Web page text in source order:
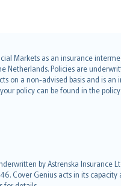
Markets as an insurance
Netherlands. Policies are
on a non-advised basis and is an
policy can be found in the
by Astrenska Insurance
Cover Genius acts in its capacity